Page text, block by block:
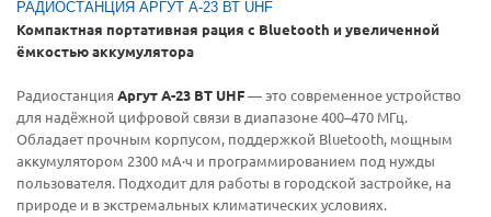
РАДИОСТАНЦИЯ АРГУТ А-23 ВТ UHF
Компактная портативная рация с Bluetooth и увеличенной
ёмкостью аккумулятора
Радиостанция Аргут А-23 ВТ UHF— это современное устройство
для надёжной цифровой связи в диапазоне 400–470 МГц.
Обладает прочным корпусом, поддержкой Bluetooth, мощным
аккумулятором 2300 мА·ч и программированием под нужды
пользователя. Подходит для работы в городской застройке, на
природе и в экстремальных климатических условиях.